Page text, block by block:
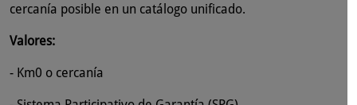
cercanía posible en un catálogo unificado.
Valores:
- Km0 o cercanía